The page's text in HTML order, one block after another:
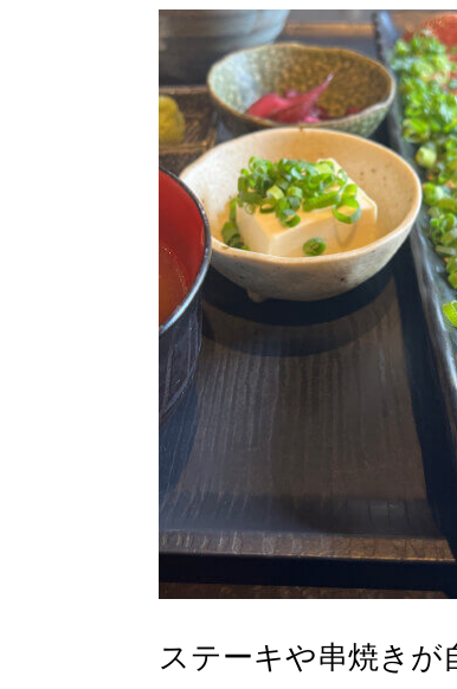
ステーキや串焼き